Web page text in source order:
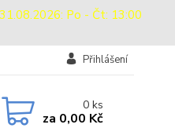
Po - Čt: 13:00
Přihlášení
0ks
za 0,00 Kč